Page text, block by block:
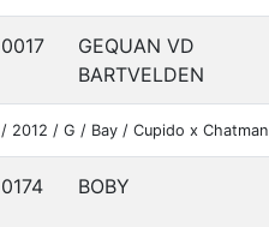
0017
GEQUAN VD
BARTVELDEN
/ 2012 / G / Bay / Cupido x Chatman
0174 BOBY